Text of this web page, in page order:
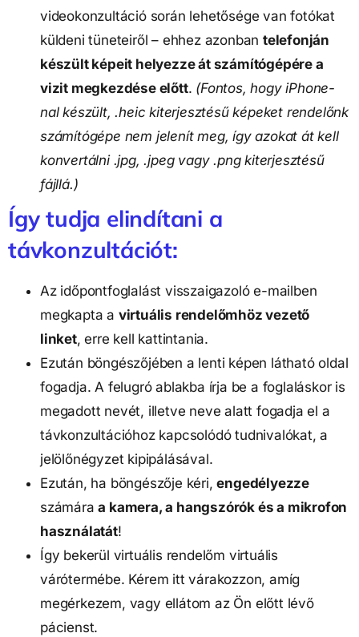
videokonzultáció során lehetősége van fotókat
küldeni tüneteiről – ehhez azonban telefonján
készült képeit helyezze át számítógépére a
vizit megkezdése előtt. (Fontos, hogy iPhone-
nal készült, .heic kiterjesztésű képeket rendelőnk
számítógépe nem jelenít meg, így azokat át kell
konvertálni .jpg, .jpeg vagy .png kiterjesztésű
fájllá.)
Így tudja elindítani a
távkonzultációt:
Az időpontfoglalást visszaigazoló e-mailben
megkapta a virtuális rendelőmhöz vezető
linket, erre kell kattintania.
Ezután böngészőjében a lenti képen látható oldal
fogadja. A felugró ablakba írja be a foglaláskor is
megadott nevét, illetve neve alatt fogadja el a
távkonzultációhoz kapcsolódó tudnivalókat, a
jelölőnégyzet kipipálásával.
Ezután, ha böngészője kéri, engedélyezze
számára a kamera, a hangszórók és a mikrofon
használatát!
Így bekerül virtuális rendelőm virtuális
várótermébe. Kérem itt várakozzon, amíg
megérkezem, vagy ellátom az Ön előtt lévő
pácienst.